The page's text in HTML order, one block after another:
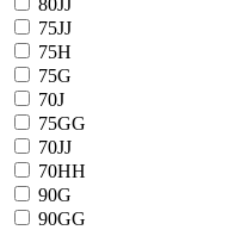
75JJ
75H
75G
70J
75GG
70JJ
70HH
90G
90GG